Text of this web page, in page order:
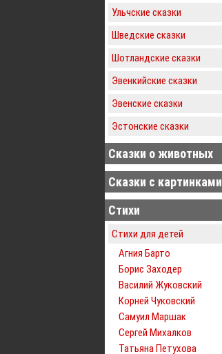
Ульчские сказки
Шведские сказки
Шотландские сказки
Эвенкийские сказки
Эвенские сказки
Эстонские сказки
Сказки о животных
Сказки с картинками
Стихи
Стихи для детей
Агния Барто
Борис Заходер
Василий Жуковский
Корней Чуковский
Самуил Маршак
Сергей Михалков
Татьяна Петухова